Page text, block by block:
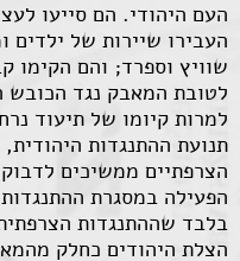
העם היהודי. הם סייעו
העבירו שיירות של ילדים
שוויץ וספרד; והם הקימו
לטובת המאבק נגד הכובש
למרות קיומו של תיעוד
תנועת ההתנגדות
הצרפתיים ממשיכים
הפעילה במסגרת
בלבד שההתנגדות
הצלת היהודים כחלק